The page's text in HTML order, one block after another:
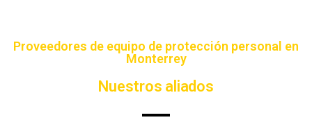
Proveedores de equipo de protección personal en
Monterrey
Nuestros aliados